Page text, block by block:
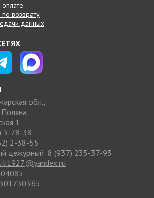
возврату
данных
обл.,
1
3-78-38
2-38-55
дежурный: 8 (937) 235-37-93